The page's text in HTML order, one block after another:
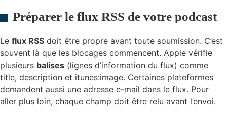
Préparer le flux RSS de votre podcast
Le flux RSS doit être propre avant toute soumission. C’est
souvent là que les blocages commencent. Apple vérifie
plusieurs balises (lignes d’information du flux) comme
title, description et itunes:image. Certaines plateformes
demandent aussi une adresse e-mail dans le flux. Pour
aller plus loin, chaque champ doit être relu avant l’envoi.